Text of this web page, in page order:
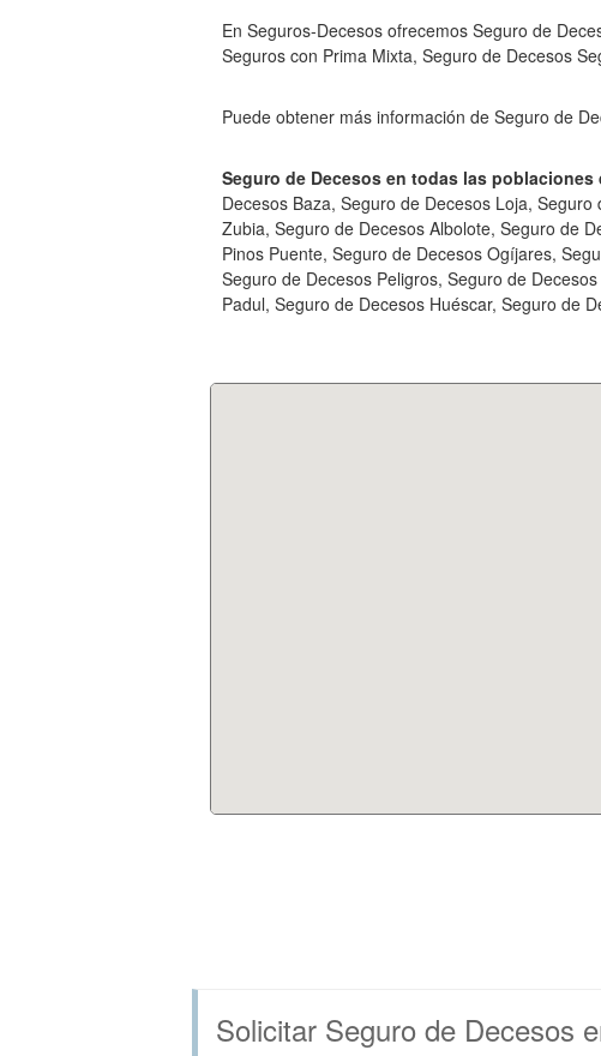
En Seguros-Decesos ofrecemos Seguro de
Seguros con Prima Mixta, Seguro de Decesos
Puede obtener más información de Seguro de
Seguro de Decesos en todas las
Decesos Baza, Seguro de Decesos Loja,
Zubia, Seguro de Decesos Albolote, Seguro de
Pinos Puente, Seguro de Decesos Ogíjares,
Seguro de Decesos Peligros, Seguro de
Padul, Seguro de Decesos Huéscar, Seguro de
Solicitar Seguro de Decesos